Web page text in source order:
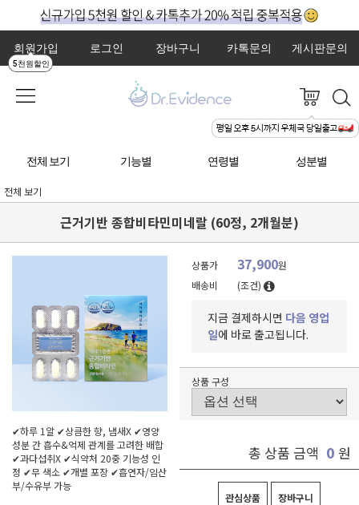
회원가입
5천원할인
로그인 장바구니 카톡문의 게시판문의
전체 보기 기능별 연령별 성분별
전체 보기
근거기반 종합비타민미네랄 (60정, 2개월분)
✔하루 1알 ✔상큼한 향, 냄새X ✔영양
성분 간 흡수&억제 관계를 고려한 배합
✔과다섭취X ✔식약처 20중 기능성 인
정 ✔무 색소 ✔개별 포장 ✔흡연자/임산
부/수유부 가능
상품가 37,900원
배송비
(조건)
지금 결제하시면 다음 영업
일에 바로 출고됩니다.
상품 구성
총 상품 금액 0 원
관심상품 장바구니